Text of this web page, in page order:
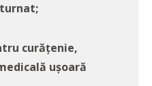
curățenie,
ușoară